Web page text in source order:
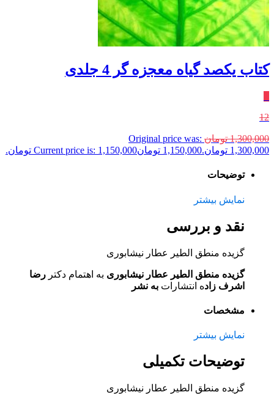
کتاب یکصد گیاه معجزه گر 4 جلدی
12
1,300,000 تومان Original price was:
1,300,000 تومان.
1,150,000 تومانCurrent price is: 1,150,000 تومان.
توضیحات
نمایش بیشتر
نقد و بررسی
گزیده منطق الطیر عطار نیشابوری
گزیده منطق الطیر عطار نیشابوری به اهتمام دکتر رضا
اشرف زاده انتشارات به نشر
مشخصات
نمایش بیشتر
توضیحات تکمیلی
گزیده منطق الطیر عطار نیشابوری